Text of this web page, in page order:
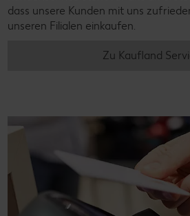
dass unsere Kunden mit uns
unseren Filialen einkaufen.
Zu Kaufland